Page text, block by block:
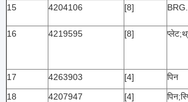
15 4204106 [8]
16 4219595 [8]
17 4263903 [4]
पिन
18
4207947 [4]